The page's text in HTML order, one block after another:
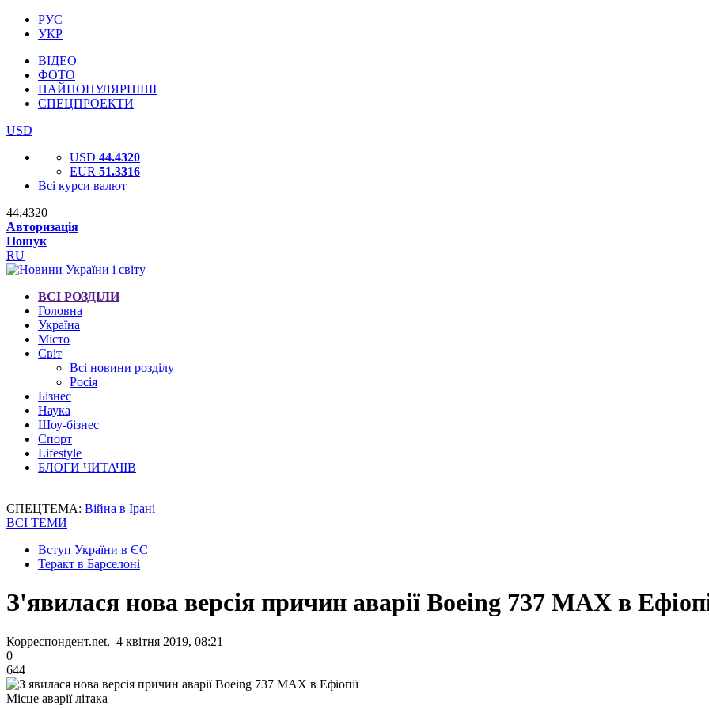
РУС
УКР
ВІДЕО
ФОТО
НАЙПОПУЛЯРНІШІ
СПЕЦПРОЕКТИ
USD
USD 44.4320
EUR 51.3316
Всі курси валют
44.4320
Авторизація
Пошук
RU
ВСІ РОЗДІЛИ
Головна
Україна
Місто
Світ
Всі новини розділу
Росія
Бізнес
Наука
Шоу-бізнес
Спорт
Lifestyle
БЛОГИ ЧИТАЧІВ
СПЕЦТЕМА: Війна в Ірані
ВСІ ТЕМИ
Вступ України в ЄС
Теракт в Барселоні
З'явилася нова версія причин аварії Boeing 737 MAX в
Корреспондент.net, 4 квітня 2019, 08:21
0
644
Місце аварії літака